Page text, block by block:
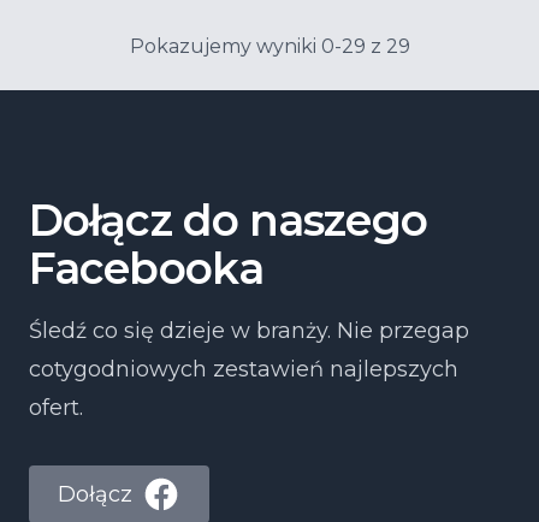
Pokazujemy wyniki 0-29 z 29
Dołącz do naszego
Facebooka
Śledź co się dzieje w branży. Nie przegap
cotygodniowych zestawień najlepszych
ofert.
Dołącz